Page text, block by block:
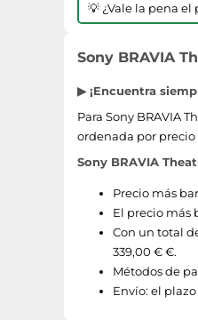
💡 ¿Vale la pena el
Sony BRAVIA
▶ ¡Encuentra
Para Sony BRAVIA
ordenada por precio
Sony BRAVIA
Precio más
El precio más
Con un total
339,00 € €.
Métodos de
Envío: el plazo